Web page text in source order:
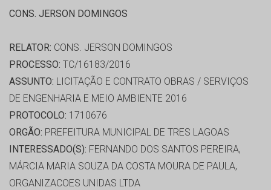
CONS. JERSON DOMINGOS
RELATOR: CONS. JERSON DOMINGOS
PROCESSO: TC/16183/2016
ASSUNTO: LICITAÇÃO E CONTRATO OBRAS / SERVIÇOS
DE ENGENHARIA E MEIO AMBIENTE 2016
PROTOCOLO: 1710676
ORGÃO: PREFEITURA MUNICIPAL DE TRES LAGOAS
INTERESSADO(S): FERNANDO DOS SANTOS PEREIRA,
MÁRCIA MARIA SOUZA DA COSTA MOURA DE PAULA,
ORGANIZACOES UNIDAS LTDA